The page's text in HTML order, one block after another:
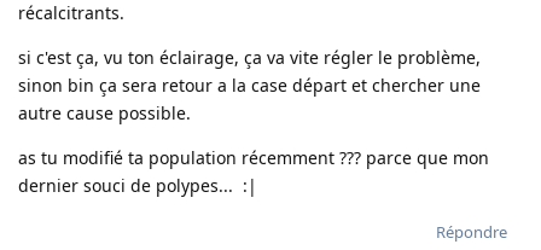
récalcitrants.
si c'est ça, vu ton éclairage, ça va vite régler le problème,
sinon bin ça sera retour a la case départ et chercher une
autre cause possible.
as tu modifié ta population récemment ??? parce que mon
dernier souci de polypes... :|
Répondre